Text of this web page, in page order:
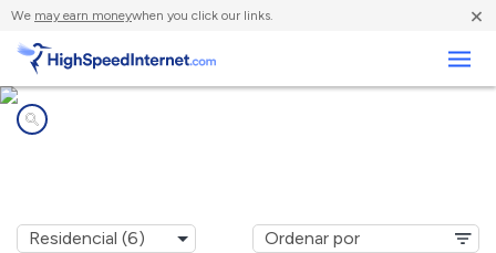
We may earn moneywhen you click our links. ×